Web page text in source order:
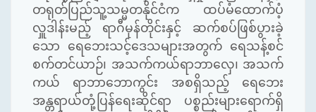
တရုတ်ပြည်သူ့သမ္မတနိုင်ငံက ထပ်မံထောက်ပံ့
လှူဒါန်းမည့် ရာဂီမုန်တိုင်းနှင့် ဆက်စပ်ဖြစ်ပွားခဲ့
သော ရေဘေးသင့်ဒေသများအတွက် ရေသန့်စင်
စက်တင်ယာဉ်၊ အသက်ကယ်ရာဘာလှေ၊ အသက်
ကယ် ရာဘာဘောကွင်း အစရှိသည့် ရေဘေး
အန္တရာယ်တုံ့ပြန်ရေးဆိုင်ရာ ပစ္စည်းများရောက်ရှိ